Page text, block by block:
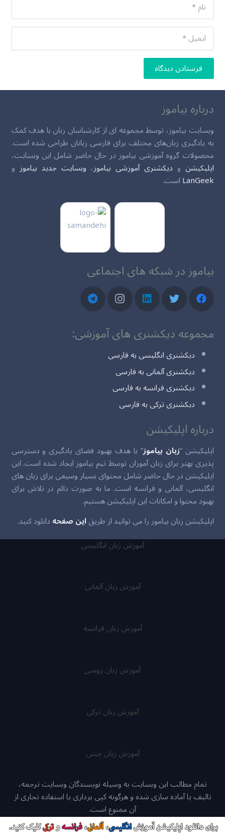
فرستادن دیدگاه
درباره بیاموز
وبسایت بیاموز، توسط مجموعه ای از کارشناسان زبان با هدف کمک
به یادگیری زبان‌های مختلف برای فارسی زبانان طراحی شده است.
محصولات گروه آموزشی بیاموز در حال حاضر شامل این وبسایت،
اپلیکیشن و دیکشنری آموزشی بیاموز، وبسایت جدید بیاموز و
LanGeekاست.
بیاموز در شبکه های اجتماعی
مجموعه دیکشنری های آموزشی:
دیکشنری انگلیسی به فارسی
دیکشنری آلمانی به فارسی
دیکشنری فرانسه به فارسی
دیکشنری ترکی به فارسی
درباره اپلیکیشن
اپلیکیشن “زبان بیاموز” با هدف بهبود فضای یادگیری و دسترسی
پذیری بهتر برای زبان آموزان توسط تیم بیاموز ایجاد شده است. این
اپلیکیشن در حال حاضر شامل محتوای بسیار وسیعی برای زبان های
انگلیسی، آلمانی و فرانسه است. ما به صورت دائم در تلاش برای
بهبود محتوا و امکانات این اپلیکیشن هستیم.
اپلیکیشن زبان بیاموز را می توانید از طریقاین صفحهدانلود کنید.
آموزش زبان انگلیسی
آموزش زبان آلمانی
آموزش زبان فرانسه
آموزش زبان روسی
آموزش زبان ترکی
آموزش زبان چینی
تمام مطالب این وبسایت به وسیله نویسندگان وبسایت ترجمه،
تالیف یا آماده سازی شده و هرگونه کپی برداری یا استفاده تجاری از
آن ممنوع است.